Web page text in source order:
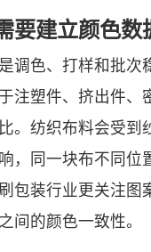
要建立颜色数
调色、打样和批次
注塑件、挤出件、
。纺织布料会受到
，同一块布不同位
包装行业更关注图
间的颜色一致性。